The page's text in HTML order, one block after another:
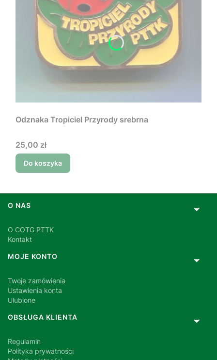
Odznaka Tropiciel Przyrody srebrna
Cena
25,00 zł
Do koszyka
Linki w stopce
O NAS
O COTG PTTK
Kontakt
MOJE KONTO
Twoje zamówienia
Ustawienia konta
Ulubione
OBSŁUGA KLIENTA
Regulamin
Polityka prywatności